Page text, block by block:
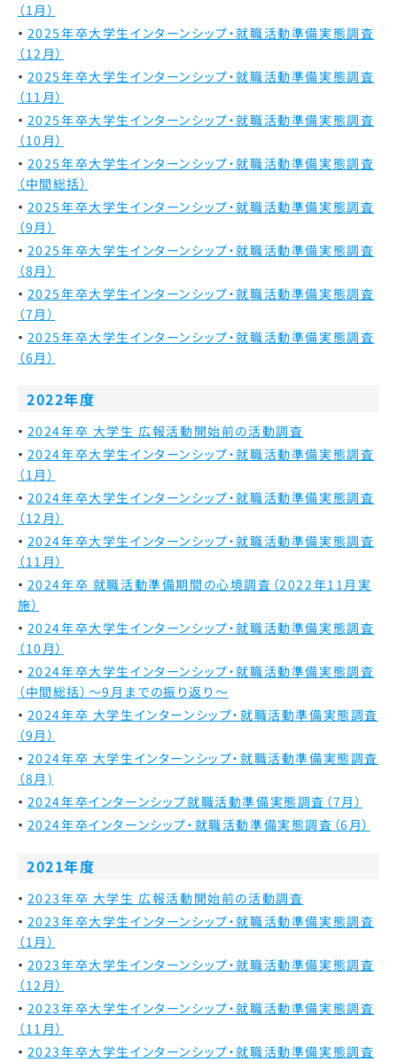
（1月）
2025年卒大学生インターンシップ・就職活動準備実態調査
（12月）
2025年卒大学生インターンシップ・就職活動準備実態調査
（11月）
2025年卒大学生インターンシップ・就職活動準備実態調査
（10月）
2025年卒大学生インターンシップ・就職活動準備実態調査
（中間総括）
2025年卒大学生インターンシップ・就職活動準備実態調査
（9月）
2025年卒大学生インターンシップ・就職活動準備実態調査
（8月）
2025年卒大学生インターンシップ・就職活動準備実態調査
（7月）
2025年卒大学生インターンシップ・就職活動準備実態調査
（6月）
2022年度
2024年卒 大学生 広報活動開始前の活動調査
2024年卒大学生インターンシップ・就職活動準備実態調査
（1月）
2024年卒大学生インターンシップ・就職活動準備実態調査
（12月）
2024年卒大学生インターンシップ・就職活動準備実態調査
（11月）
2024年卒 就職活動準備期間の心境調査（2022年11月実
施）
2024年卒大学生インターンシップ・就職活動準備実態調査
（10月）
2024年卒大学生インターンシップ・就職活動準備実態調査
（中間総括）～9月までの振り返り～
2024年卒 大学生インターンシップ・就職活動準備実態調査
（9月）
2024年卒 大学生インターンシップ・就職活動準備実態調査
（8月)
2024年卒インターンシップ就職活動準備実態調査（7月）
2024年卒インターンシップ・就職活動準備実態調査（6月）
2021年度
2023年卒 大学生 広報活動開始前の活動調査
2023年卒大学生インターンシップ・就職活動準備実態調査
（1月）
2023年卒大学生インターンシップ・就職活動準備実態調査
（12月）
2023年卒大学生インターンシップ・就職活動準備実態調査
（11月）
2023年卒大学生インターンシップ・就職活動準備実態調査